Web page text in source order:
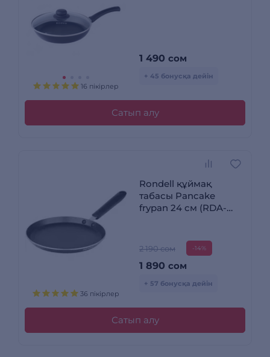
16 пікірлер
1 490 сом
+ 45 бонусқа дейін
Сатып алу
36 пікірлер
Rondell құймақ
табасы Pancake
frypan 24 см (RDA-
2 190 сом -14%
1 890 сом
+ 57 бонусқа дейін
Сатып алу